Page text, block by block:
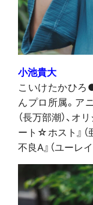
小池貴大
こいけたかひろ
んプロ所属。ア
（長万部潮）、
ート☆ホスト』（
不良A』（ユーレ